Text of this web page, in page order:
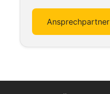
Ansprechpartner